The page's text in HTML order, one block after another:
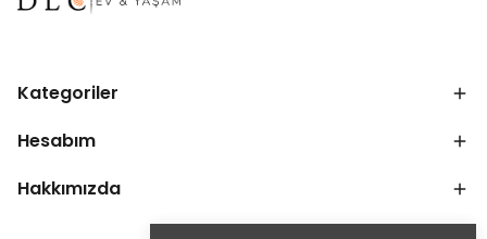
Kategoriler
Hesabım
Hakkımızda